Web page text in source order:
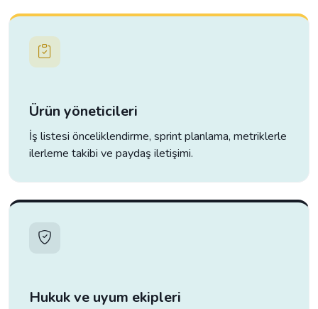
Ürün yöneticileri
İş listesi önceliklendirme, sprint planlama, metriklerle
ilerleme takibi ve paydaş iletişimi.
Hukuk ve uyum ekipleri